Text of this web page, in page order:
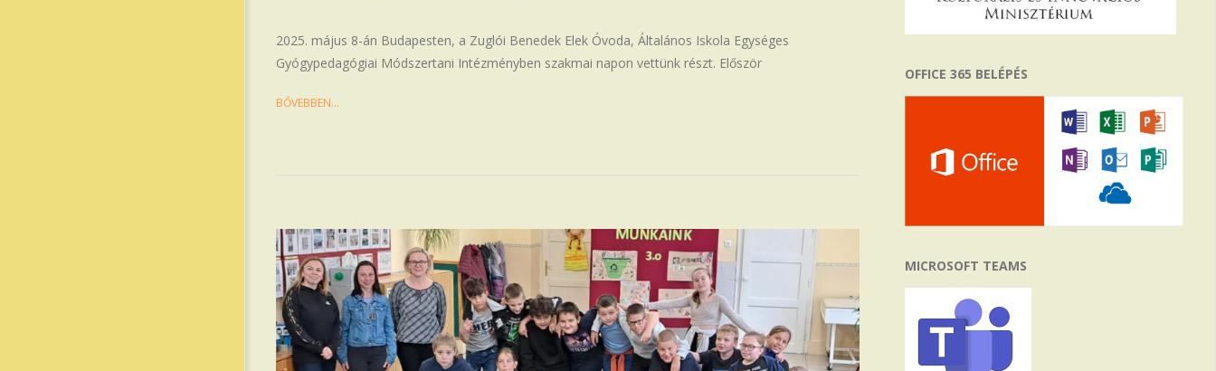
2025. május 8-án Budapesten, a Zuglói Benedek Elek Óvoda, Általános Iskola Egységes
Gyógypedagógiai Módszertani Intézményben szakmai napon vettünk részt. Először
BŐVEBBEN…
OFFICE 365 BELÉPÉS
MICROSOFT TEAMS